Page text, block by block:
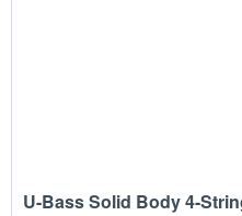
U-Bass Solid Body 4-